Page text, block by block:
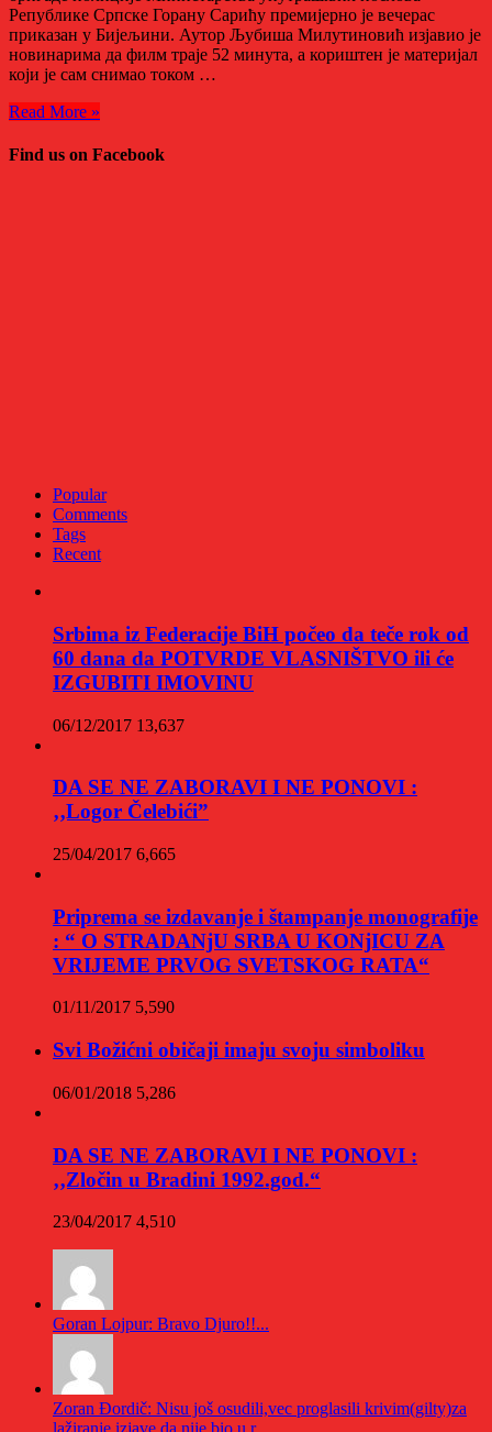
Републике Српске Горану Сарићу премијерно је вечерас
приказан у Бијељини. Аутор Љубиша Милутиновић изјавио је
новинарима да филм траје 52 минута, а кориштен је материјал
који је сам снимао током …
Read More »
Find us on Facebook
Popular
Comments
Tags
Recent
Srbima iz Federacije BiH počeo da teče rok od
60 dana da POTVRDE VLASNIŠTVO ili će
IZGUBITI IMOVINU
06/12/2017 13,637
DA SE NE ZABORAVI I NE PONOVI :
‚‚Logor Čelebići”
25/04/2017 6,665
Priprema se izdavanje i štampanje monografije
: “ O STRADANjU SRBA U KONjICU ZA
VRIJEME PRVOG SVETSKOG RATA“
01/11/2017 5,590
Svi Božićni običaji imaju svoju simboliku
06/01/2018 5,286
DA SE NE ZABORAVI I NE PONOVI :
‚‚Zločin u Bradini 1992.god.“
23/04/2017 4,510
Goran Lojpur: Bravo Djuro!!...
Zoran Đordič: Nisu još osudili,vec proglasili krivim(gilty)za